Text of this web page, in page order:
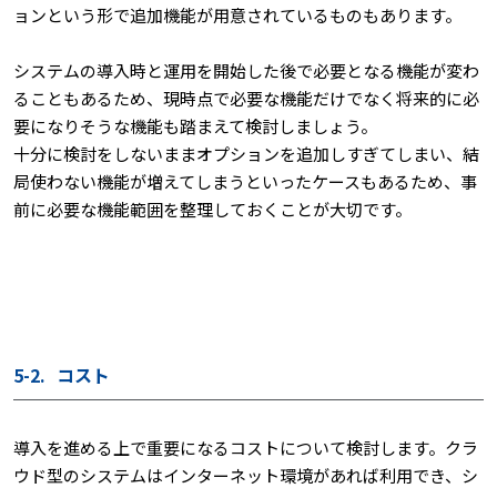
ョンという形で追加機能が用意されているものもあります。
システムの導入時と運用を開始した後で必要となる機能が変わ
ることもあるため、現時点で必要な機能だけでなく将来的に必
要になりそうな機能も踏まえて検討しましょう。
十分に検討をしないままオプションを追加しすぎてしまい、結
局使わない機能が増えてしまうといったケースもあるため、事
前に必要な機能範囲を整理しておくことが大切です。
5-2. コスト
導入を進める上で重要になるコストについて検討します。クラ
ウド型のシステムはインターネット環境があれば利用でき、シ